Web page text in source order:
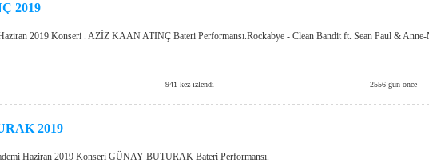
2019
2019 Konseri . AZİZ KAAN ATINÇ Bateri Performansı.Rockabye - Clean Bandit ft. Sean Paul &
941 kez izlendi 2556 gün önce
2019
Haziran 2019 Konseri GÜNAY BUTURAK Bateri Performansı.